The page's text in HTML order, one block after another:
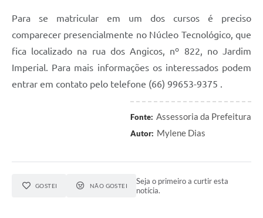
Para se matricular em um dos cursos é preciso
comparecer presencialmente no Núcleo Tecnológico, que
fica localizado na rua dos Angicos, nº 822, no Jardim
Imperial. Para mais informações os interessados podem
entrar em contato pelo telefone (66) 99653-9375 .
Fonte: Assessoria da Prefeitura
Autor: Mylene Dias
GOSTEI NÃO GOSTEI
Seja o primeiro a curtir esta
notícia.